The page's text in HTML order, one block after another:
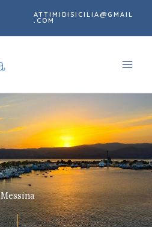
ATTIMIDISICILIA@GMAIL
.COM
Messina